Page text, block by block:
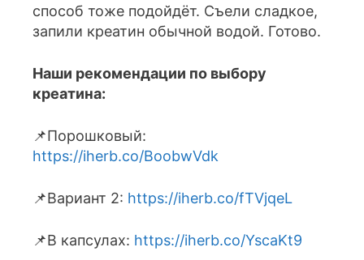
способ тоже подойдёт. Съели сладкое,
запили креатин обычной водой. Готово.
Наши рекомендации по выбору
креатина:
📌Порошковый:
https://iherb.co/BoobwVdk
📌Вариант 2: https://iherb.co/fTVjqeL
📌В капсулах: https://iherb.co/YscaKt9